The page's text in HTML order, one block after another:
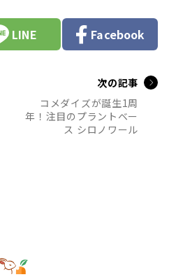
LINE Facebook
次の記事
コメダイズが誕生1周
年！注目のプラントベー
ス シロノワール